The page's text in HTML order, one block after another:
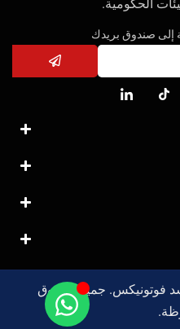
الحكومية.
إلى صندوق بريدك
فوكوسد فوتونيكس. جميع الحقوق